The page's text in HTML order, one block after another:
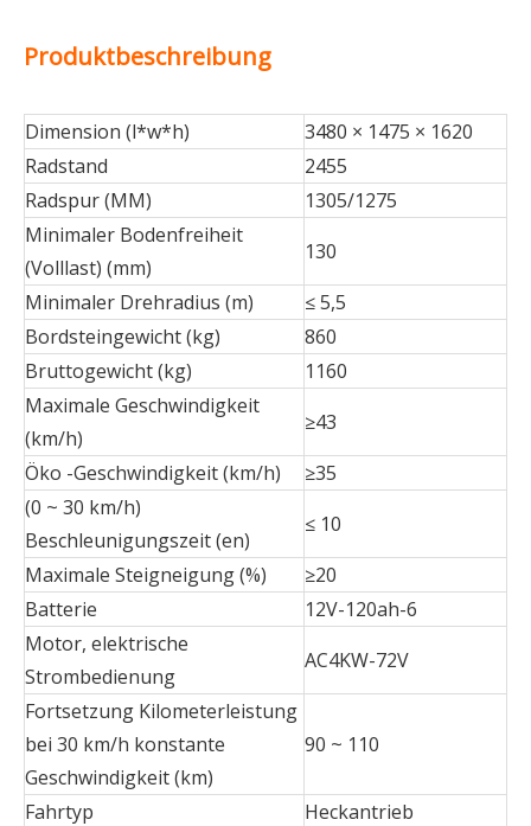
Produktbeschreibung
Dimension (l*w*h)
3480 × 1475 × 1620
Radstand
2455
Radspur (MM)
1305/1275
Minimaler Bodenfreiheit
(Volllast) (mm)
130
Minimaler Drehradius (m)
≤ 5,5
Bordsteingewicht (kg)
860
Bruttogewicht (kg)
1160
Maximale Geschwindigkeit
(km/h)
≥43
Öko -Geschwindigkeit (km/h)
≥35
(0 ~ 30 km/h)
Beschleunigungszeit (en)
≤ 10
Maximale Steigneigung (%)
≥20
Batterie
12V-120ah-6
Motor, elektrische
Strombedienung
AC4KW-72V
Fortsetzung Kilometerleistung
bei 30 km/h konstante
Geschwindigkeit (km)
90 ~ 110
Fahrtyp
Heckantrieb